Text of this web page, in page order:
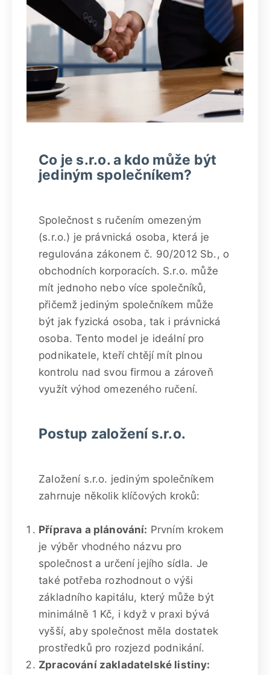
Co je s.r.o. a kdo může být
jediným společníkem?
Společnost s ručením omezeným
(s.r.o.) je právnická osoba, která je
regulována zákonem č. 90/2012 Sb., o
obchodních korporacích. S.r.o. může
mít jednoho nebo více společníků,
přičemž jediným společníkem může
být jak fyzická osoba, tak i právnická
osoba. Tento model je ideální pro
podnikatele, kteří chtějí mít plnou
kontrolu nad svou firmou a zároveň
využít výhod omezeného ručení.
Postup založení s.r.o.
Založení s.r.o. jediným společníkem
zahrnuje několik klíčových kroků:
Příprava a plánování: Prvním krokem
je výběr vhodného názvu pro
společnost a určení jejího sídla. Je
také potřeba rozhodnout o výši
základního kapitálu, který může být
minimálně 1 Kč, i když v praxi bývá
vyšší, aby společnost měla dostatek
prostředků pro rozjezd podnikání.
Zpracování zakladatelské listiny: